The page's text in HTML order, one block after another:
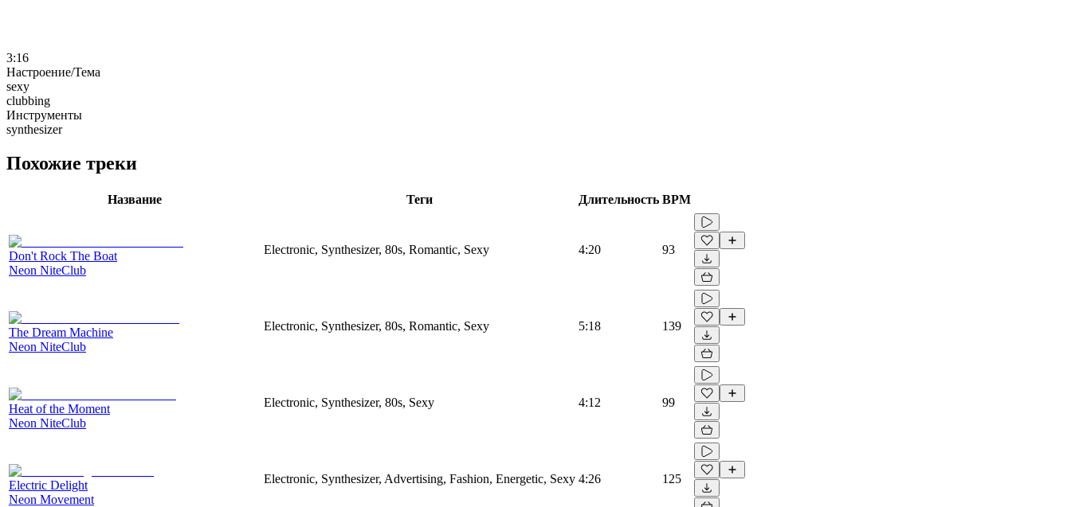
3:16
Настроение/Тема
sexy
clubbing
Инструменты
synthesizer
Похожие треки
Название Теги Длительность BPM
Don't Rock The Boat
Neon NiteClub
Electronic, Synthesizer, 80s, Romantic, Sexy 4:20 93
The Dream Machine
Neon NiteClub
Electronic, Synthesizer, 80s, Romantic, Sexy 5:18 139
Heat of the Moment
Neon NiteClub
Electronic, Synthesizer, 80s, Sexy 4:12 99
Electric Delight
Neon Movement
Electronic, Synthesizer, Advertising, Fashion, Energetic, Sexy 4:26 125